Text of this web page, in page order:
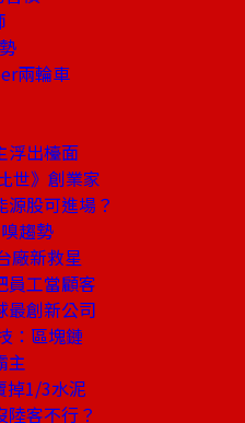
兩輪車
浮出檯面
世》創業家
股可進場？
趨勢
廠新救星
員工當顧客
創新公司
：區塊鏈
主
1/3水泥
客不行？